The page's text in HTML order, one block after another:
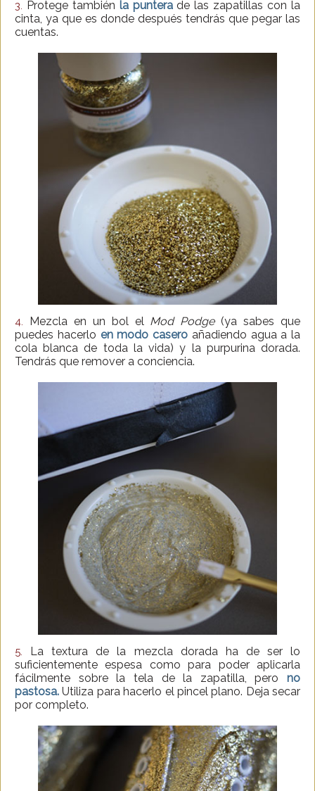
3. Protege también la punterade las zapatillas con la
cinta, ya que es donde después tendrás que pegar las
cuentas.
4. Mezcla en un bol el Mod Podge(ya sabes que
puedes hacerlo en modo casero añadiendo agua a la
cola blanca de toda la vida) y la purpurina dorada.
Tendrás que remover a conciencia.
5.
La textura de la mezcla dorada ha de ser lo
suficientemente espesa como para poder aplicarla
fácilmente sobre la tela de la zapatilla, pero no
pastosa. Utiliza para hacerlo el pincel plano. Deja secar
por completo.